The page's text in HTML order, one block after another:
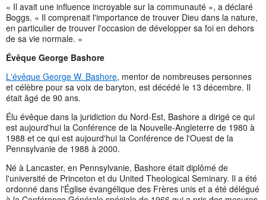
« Il avait une influence incroyable sur la communauté », a déclaré
Boggs. « Il comprenait l'importance de trouver Dieu dans la nature,
en particulier de trouver l'occasion de développer sa foi en dehors
de sa vie normale. »
Évêque George Bashore
L'évêque George W. Bashore, mentor de nombreuses personnes
et célèbre pour sa voix de baryton, est décédé le 13 décembre. Il
était âgé de 90 ans.
Élu évêque dans la juridiction du Nord-Est, Bashore a dirigé ce qui
est aujourd'hui la Conférence de la Nouvelle-Angleterre de 1980 à
1988 et ce qui est aujourd'hui la Conférence de l'Ouest de la
Pennsylvanie de 1988 à 2000.
Né à Lancaster, en Pennsylvanie, Bashore était diplômé de
l'université de Princeton et du United Theological Seminary. Il a été
ordonné dans l'Église évangélique des Frères unis et a été délégué